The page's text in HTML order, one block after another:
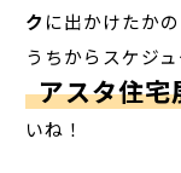
ク に出かけたか
うちからスケジ
アスタ住宅
いね！